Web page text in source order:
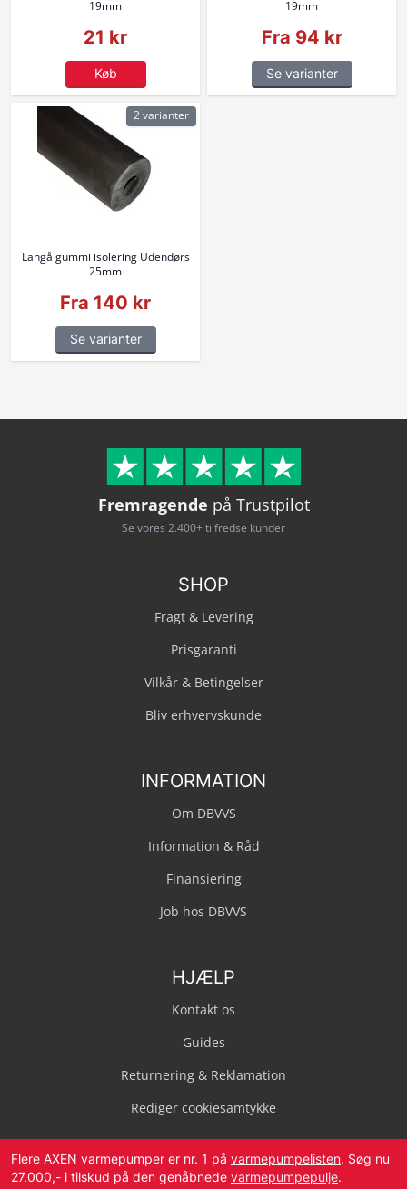
19mm
21 kr
Køb
19mm
Fra 94 kr
Se varianter
Langå gummi isolering Udendørs
25mm
Fra 140 kr
Se varianter
2 varianter
Fremragende på Trustpilot
Se vores 2.400+ tilfredse kunder
SHOP
Fragt & Levering
Prisgaranti
Vilkår & Betingelser
Bliv erhvervskunde
INFORMATION
Om DBVVS
Information & Råd
Finansiering
Job hos DBVVS
HJÆLP
Kontakt os
Guides
Returnering & Reklamation
Rediger cookiesamtykke
Flere AXEN varmepumper er nr. 1 på varmepumpelisten. Søg nu
27.000,- i tilskud på den genåbnede varmepumpepulje.